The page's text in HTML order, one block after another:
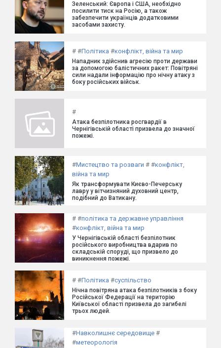
Зеленський: Європа і США, необхідно
посилити тиск на Росію, а також
забезпечити українців додатковими
засобами захисту.
# #Політика #конфлікт, війна та мир
Нападник здійснив агресію проти держави
за допомогою балістичних ракет: Повітряні
сили надали інформацію про нічну атаку з
боку російських військ.
#
Атака безпілотника росгвардії в
Чернігівській області призвела до значної
пожежі.
#Мистецтво та розваги # #конфлікт,
війна та мир
Як трансформувати Києво-Печерську
лавру у вітчизняний духовний центр,
подібний до Ватикану.
# #політика та державне управління
#конфлікт, війна та мир
У Чернігівській області безпілотник
російського виробництва вдарив по
складській споруді, що призвело до
виникнення пожежі.
# #Політика #суспільство
Нічна повітряна атака безпілотників з боку
Російської Федерації на територію
Київської області призвела до загибелі
трьох людей.
#Навколишнє середовище #
#метеорологія